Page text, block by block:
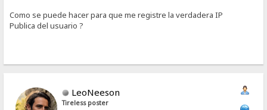
Como se puede hacer para que me registre la verdadera IP
Publica del usuario ?
LeoNeeson
Tireless poster